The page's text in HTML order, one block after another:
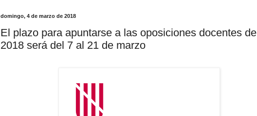
domingo, 4 de marzo de 2018
El plazo para apuntarse a las oposiciones docentes de
2018 será del 7 al 21 de marzo